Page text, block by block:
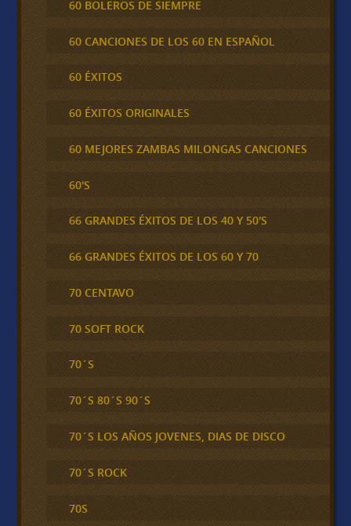
60 BOLEROS DE SIEMPRE
60 CANCIONES DE LOS 60 EN ESPAÑOL
60 ÉXITOS
60 ÉXITOS ORIGINALES
60 MEJORES ZAMBAS MILONGAS CANCIONES
60'S
66 GRANDES ÉXITOS DE LOS 40 Y 50'S
66 GRANDES ÉXITOS DE LOS 60 Y 70
70 CENTAVO
70 SOFT ROCK
70´S
70´S 80´S 90´S
70´S LOS AÑOS JOVENES, DIAS DE DISCO
70´S ROCK
70S